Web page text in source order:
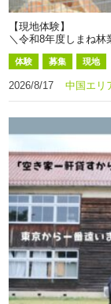
【現地体験】
＼令和8年度しまね林
体験 募集 現地
2026/8/17 中国エリ